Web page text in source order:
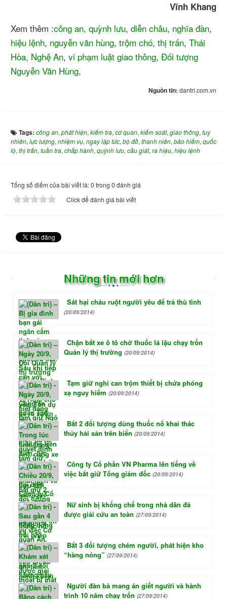
Vĩnh Khang
Xem thêm :công an, quỳnh lưu, diễn châu, nghĩa đàn,
hiệu lệnh, nguyễn văn hùng, trộm chó, thị trấn, Thái
Hòa, Nghệ An, vi phạm luật giao thông, Đối tượng
Nguyễn Văn Hùng,
Nguồn tin: dantri.com.vn
Tags: công an, phát hiện, kiểm tra, cơ quan, kiểm soát, giao thông, tuy
nhiên, lực lượng, nhiệm vụ, ngay lập tức, bộ đồ, thanh niên, bảo hiểm, quốc
lộ, thị trấn, tuần tra, chấp hành, quỳnh lưu, cầu giát, ra hiệu, hiệu lệnh
Tổng số điểm của bài viết là: 0 trong 0 đánh giá
Click để đánh giá bài viết
Những tin mới hơn
Sát hại cháu ruột người yêu để trả thù tình
(20/09/2014)
Chặn bắt xe ô tô chở thuốc lá lậu chạy trốn
Quản lý thị trường (20/09/2014)
Tạm giữ nghi can trộm thiết bị chứa phóng
xạ nguy hiểm (20/09/2014)
Bắt 2 đối tượng dùng thuốc nổ khai thác
thủy hải sản trên biển (20/09/2014)
Công ty Cổ phần VN Pharma lên tiếng về
việc bắt giữ Tổng giám đốc (20/09/2014)
Nữ sinh bị khống chế trong nhà dân đã
được giải cứu an toàn (27/09/2014)
Bắt 3 đối tượng chém người, phát hiện kho
“hàng nóng” (27/09/2014)
Người đàn bà mang án giết người và hành
trình 10 năm chạy trốn (27/09/2014)